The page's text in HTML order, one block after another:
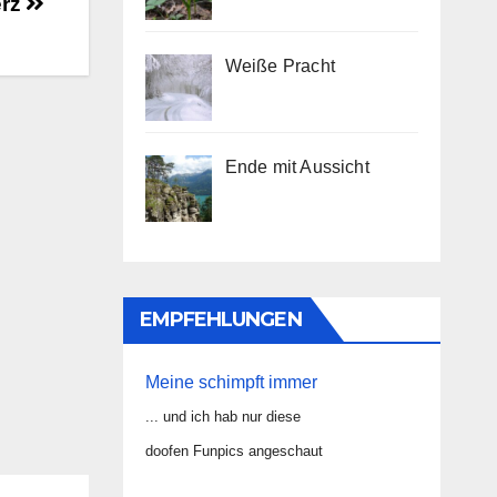
Weiße Pracht
Ende mit Aussicht
EMPFEHLUNGEN
Meine schimpft immer
... und ich hab nur diese
doofen Funpics angeschaut